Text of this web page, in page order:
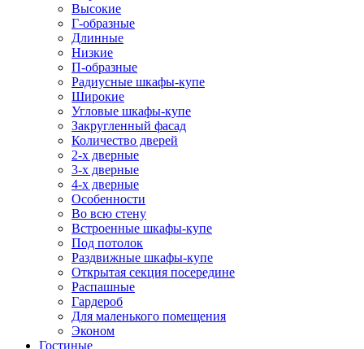
Высокие
Г-образные
Длинные
Низкие
П-образные
Радиусные шкафы-купе
Широкие
Угловые шкафы-купе
Закругленный фасад
Количество дверей
2-х дверные
3-х дверные
4-х дверные
Особенности
Во всю стену
Встроенные шкафы-купе
Под потолок
Раздвижные шкафы-купе
Открытая секция посередине
Распашные
Гардероб
Для маленького помещения
Эконом
Гостиные